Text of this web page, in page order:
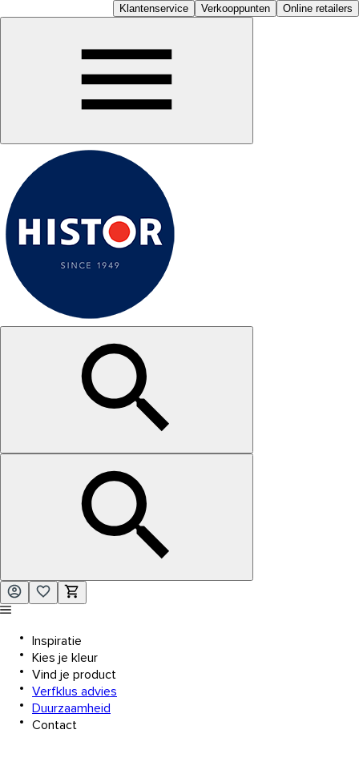
Klantenservice Verkooppunten Online retailers
Inspiratie
Kies je kleur
Vind je product
Verfklus advies
Duurzaamheid
Contact